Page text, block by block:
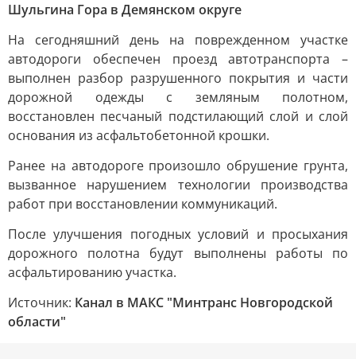
Шульгина Гора в Демянском округе
На сегодняшний день на поврежденном участке
автодороги обеспечен проезд автотранспорта –
выполнен разбор разрушенного покрытия и части
дорожной одежды с земляным полотном,
восстановлен песчаный подстилающий слой и слой
основания из асфальтобетонной крошки.
Ранее на автодороге произошло обрушение грунта,
вызванное нарушением технологии производства
работ при восстановлении коммуникаций.
После улучшения погодных условий и просыхания
дорожного полотна будут выполнены работы по
асфальтированию участка.
Источник: Канал в МАКС "Минтранс Новгородской
области"